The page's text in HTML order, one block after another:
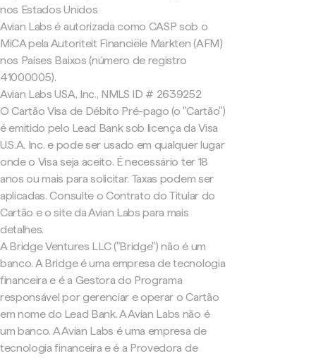
nos Estados Unidos
Avian Labs é autorizada como CASP sob o
MiCA pela Autoriteit Financiële Markten (AFM)
nos Países Baixos (número de registro
41000005).
Avian Labs USA, Inc., NMLS ID # 2639252
O Cartão Visa de Débito Pré-pago (o "Cartão")
é emitido pelo Lead Bank sob licença da Visa
U.S.A. Inc. e pode ser usado em qualquer lugar
onde o Visa seja aceito. É necessário ter 18
anos ou mais para solicitar. Taxas podem ser
aplicadas. Consulte o Contrato do Titular do
Cartão e o site da Avian Labs para mais
detalhes.
A Bridge Ventures LLC ("Bridge") não é um
banco. A Bridge é uma empresa de tecnologia
financeira e é a Gestora do Programa
responsável por gerenciar e operar o Cartão
em nome do Lead Bank. A Avian Labs não é
um banco. A Avian Labs é uma empresa de
tecnologia financeira e é a Provedora de